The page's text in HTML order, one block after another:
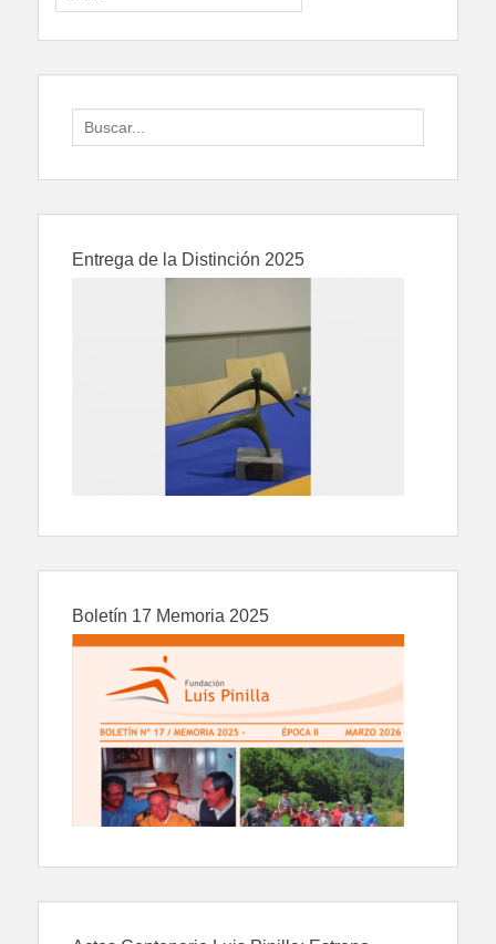
Search
for:
Entrega de la Distinción 2025
Boletín 17 Memoria 2025